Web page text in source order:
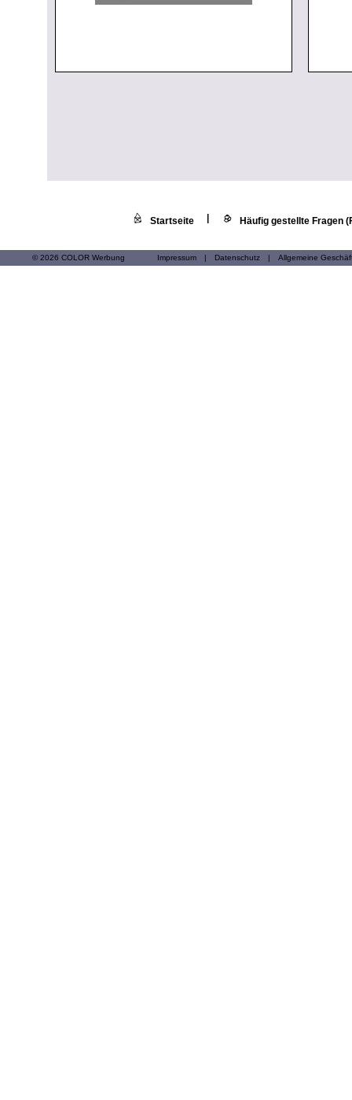
Startseite Häufig gestellte Fragen
© 2026 COLOR Werbung Impressum | Datenschutz | Allgemeine